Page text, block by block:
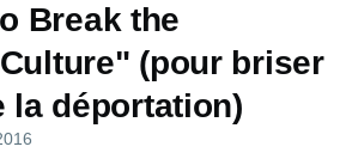
Break the
(pour briser
la déportation)